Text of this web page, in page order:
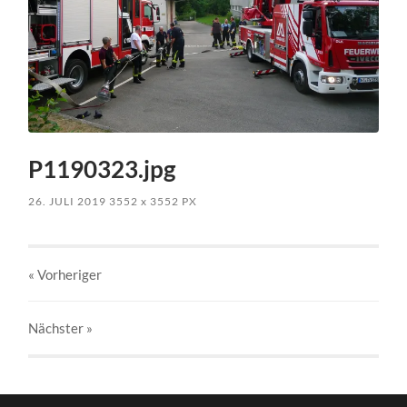
P1190323.jpg
26. JULI 2019 3552x 3552 PX
« Vorheriger
Nächster »